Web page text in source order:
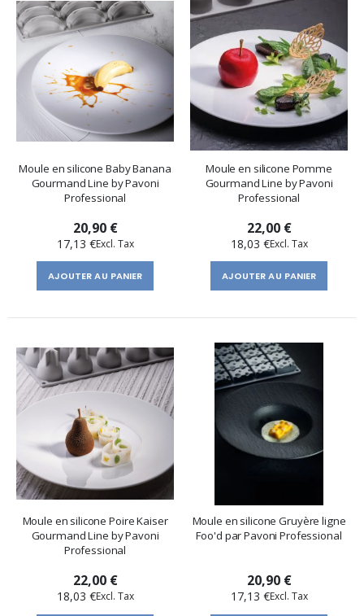
Moule en silicone Baby Banana
Gourmand Line by Pavoni
Professional
20,90 €
17,13 €
AJOUTER AU PANIER
Moule en silicone Pomme
Gourmand Line by Pavoni
Professional
22,00 €
18,03 €
AJOUTER AU PANIER
Moule en silicone Poire Kaiser
Gourmand Line by Pavoni
Professional
22,00 €
18,03 €
Moule en silicone Gruyère ligne
Foo'd par Pavoni Professional
20,90 €
17,13 €